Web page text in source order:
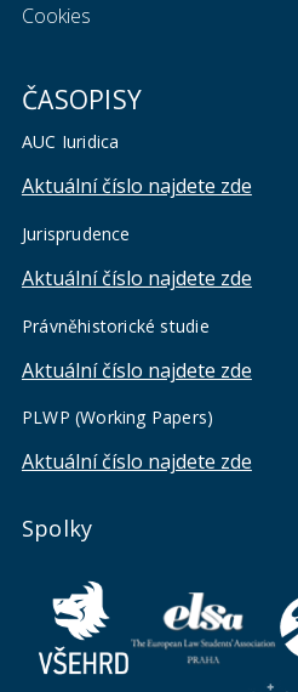
Cookies
ČASOPISY
AUC Iuridica
Aktuální číslo najdete zde
Jurisprudence
Aktuální číslo najdete zde
Právněhistorické studie
Aktuální číslo najdete zde
PLWP (Working Papers)
Aktuální číslo najdete zde
Spolky